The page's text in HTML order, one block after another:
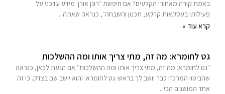
באמת קורה מאחורי הקלעים? אם חיפשת ״רונן אורן: מידע עדכני על
פעילותו בעסקאות קרקע, תכנון והשבחה״, כנראה שאתה…
קרא עוד »
גט לחומרא: מה זה, מתי צריך אותו ומה ההשלכות
״גט לחומרא: מה זה, מתי צריך אותו ומה ההשלכות״ אם הגעת לכאן, כנראה
שהביטוי המרכזי כבר יושב לך בראש: גט לחומרא. והוא יושב שם בצדק. כי זה
אחד המושגים הכי…